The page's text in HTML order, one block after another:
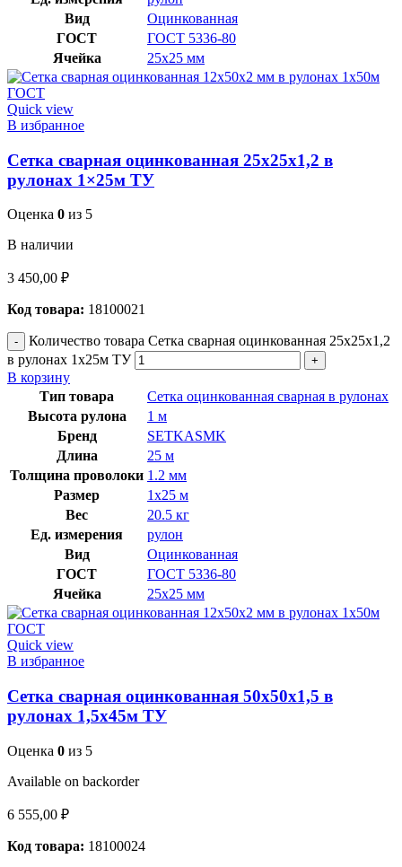
Вид
Оцинкованная
ГОСТ
ГОСТ 5336-80
Ячейка
25х25 мм
Quick view
В избранное
Сетка сварная оцинкованная 25х25х1,2 в
рулонах 1×25м ТУ
Оценка 0 из 5
В наличии
3 450,00 ₽
Код товара: 18100021
Количество товара Сетка сварная оцинкованная 25х25х1,2
в рулонах 1x25м ТУ
В корзину
Тип товара
Сетка оцинкованная сварная в рулонах
Высота рулона
1 м
Бренд
SETKASMK
Длина
25 м
Толщина проволоки 1.2 мм
Размер
1х25 м
Вес
20.5 кг
Ед. измерения
рулон
Вид
Оцинкованная
ГОСТ
ГОСТ 5336-80
Ячейка
25х25 мм
Quick view
В избранное
Сетка сварная оцинкованная 50х50х1,5 в
рулонах 1,5х45м ТУ
Оценка 0 из 5
Available on backorder
6 555,00 ₽
Код товара: 18100024